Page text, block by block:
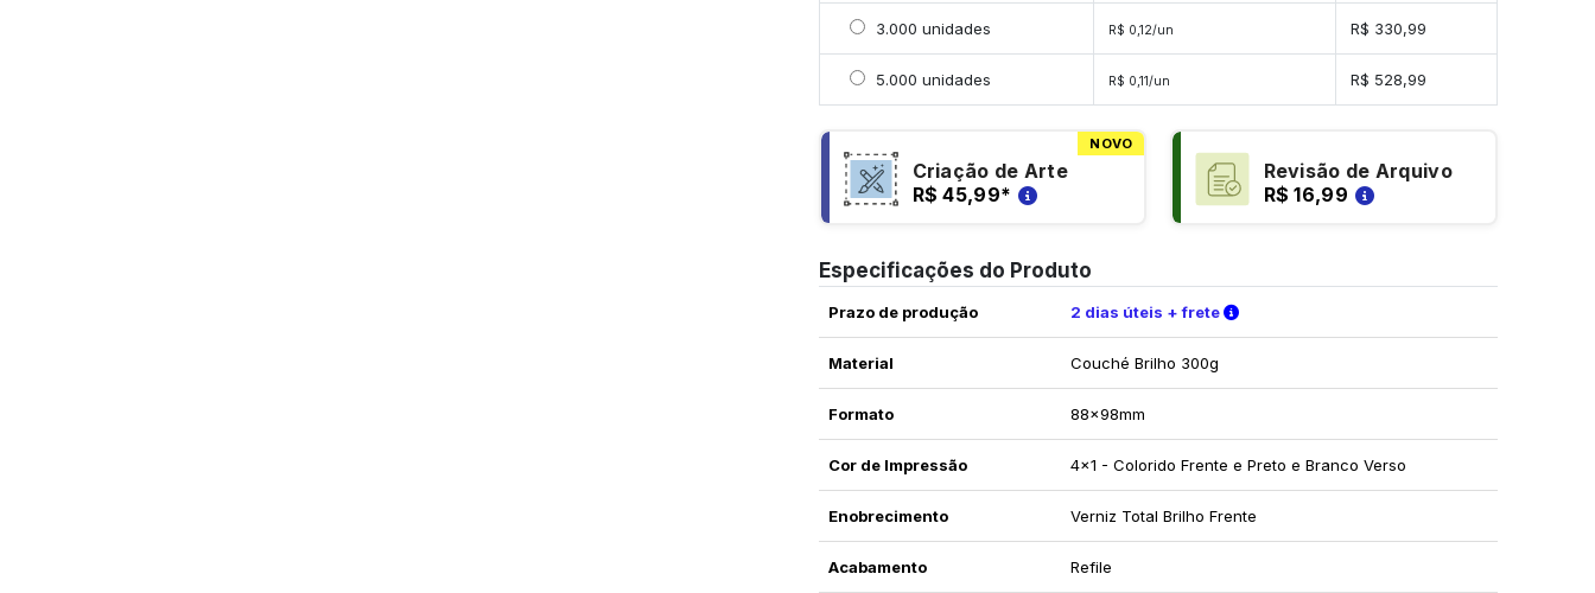
Selecionar 3000 unidades
3.000 unidades R$ 0,12/un R$ 330,99
Selecionar 5000 unidades
5.000 unidades R$ 0,11/un R$ 528,99
NOVO
Criação de Arte
R$ 45,99*
Revisão de Arquivo
R$ 16,99
Especificações do Produto
Prazo de produção 2 dias úteis + frete Verifique as condições de entrega
Material Couché Brilho 300g
Formato 88x98mm
Cor de Impressão 4x1 - Colorido Frente e Preto e Branco Verso
Enobrecimento Verniz Total Brilho Frente
Acabamento Refile